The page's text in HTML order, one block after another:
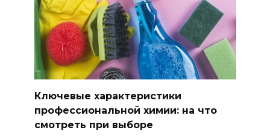
Ключевые характеристики
профессиональной химии: на что
смотреть при выборе